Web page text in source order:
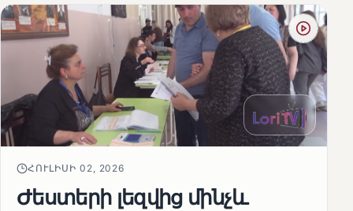
ՀՈՒԼԻՍԻ 02, 2026
Ժեստերի լեզվից մինչև